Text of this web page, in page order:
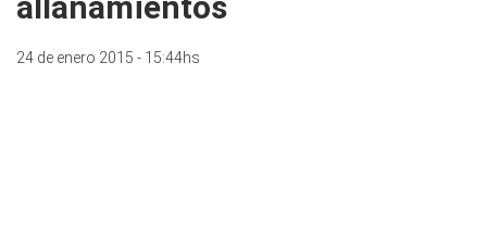
24 de enero 2015 - 15:44hs